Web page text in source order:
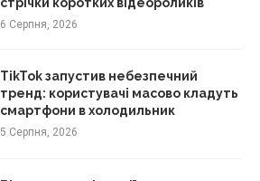
6 Серпня, 2026
TikTok запустив небезпечний
тренд: користувачі масово кладуть
смартфони в холодильник
5 Серпня, 2026